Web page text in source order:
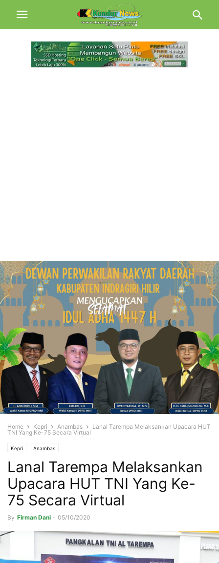
Home Kepri Anambas
Lanal Tarempa Melaksankan Upacara HUT
TNI Yang Ke-75 Secara Virtual
Kepri Anambas
Lanal Tarempa Melaksankan
Upacara HUT TNI Yang Ke-
75 Secara Virtual
By Firman Dani - 05/10/2020